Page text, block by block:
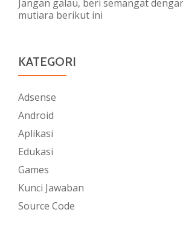
Jangan galau, beri semangat
mutiara berikut ini
KATEGORI
Adsense
Android
Aplikasi
Edukasi
Games
Kunci Jawaban
Source Code